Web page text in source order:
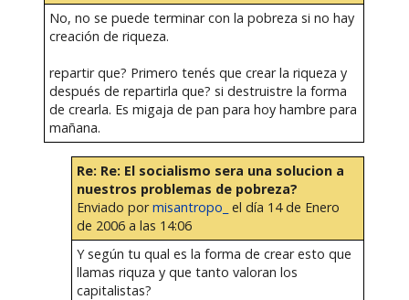
No, no se puede terminar con la pobreza si no hay
creación de riqueza.
repartir que? Primero tenés que crear la riqueza y
después de repartirla que? si destruistre la forma
de crearla. Es migaja de pan para hoy hambre para
mañana.
Re: Re: El socialismo sera una solucion a
nuestros problemas de pobreza?
Enviado pormisantropo_ el día 14 de Enero
de 2006 a las 14:06
Y según tu qual es la forma de crear esto que
llamas riquza y que tanto valoran los
capitalistas?